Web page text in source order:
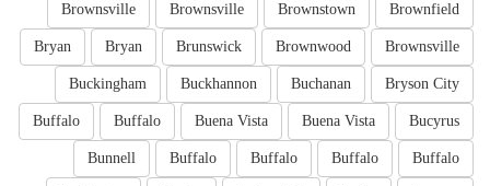
Brownfield
Brownstown
Brownsville
Brownsville
Brownsville
Brownwood
Brunswick
Bryan
Bryan
Bryson City
Buchanan
Buckhannon
Buckingham
Bucyrus
Buena Vista
Buena Vista
Buffalo
Buffalo
Buffalo
Buffalo
Buffalo
Buffalo
Bunnell